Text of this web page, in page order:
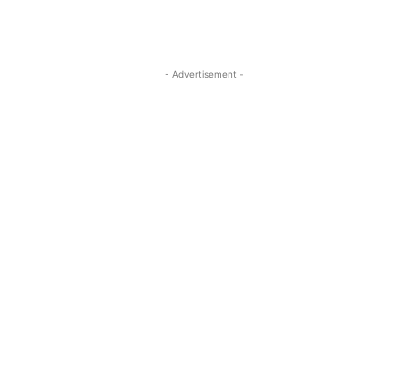
- Advertisement -